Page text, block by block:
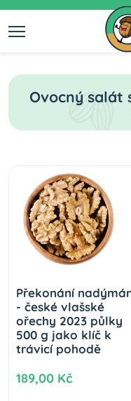
Ovocný salát
Překonání
- české vlašské
ořechy 2023 půlky
500 g jako klíč k
trávicí pohodě
189,00 Kč